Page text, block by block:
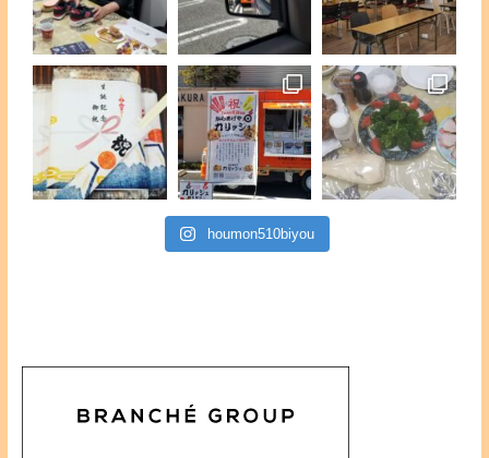
houmon510biyou